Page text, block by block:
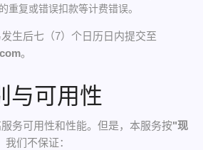
重复或错误扣款等计费错误。
生后七（7）个日历日内提交至
。
与可用性
务可用性和性能。但是，本服务按"现
们不保证：